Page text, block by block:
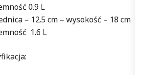
0.9 L
– 12.5 cm – wysokość – 18 cm
1.6 L